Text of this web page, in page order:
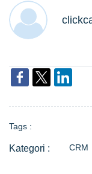
Tags :
CRM